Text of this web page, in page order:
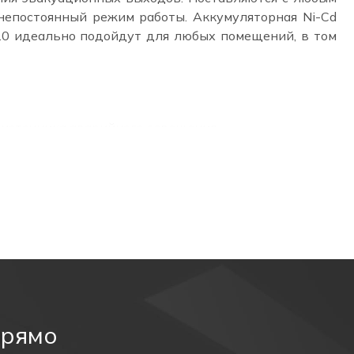
режим работы. Аккумуляторная Ni-Cd
идеально подойдут для любых помещений, в том
режиме более трех часов.
в условиях высокой влажности и запыленности